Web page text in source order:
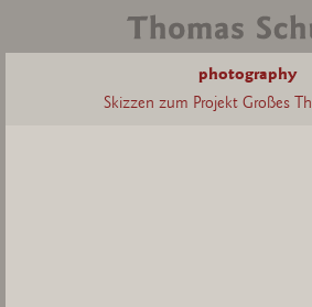
photography
Skizzen zum Projekt Großes